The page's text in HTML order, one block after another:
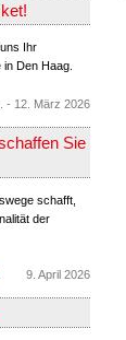
Ihr
Den Haag.
- 12. März 2026
Sie
schafft,
der
9. April 2026